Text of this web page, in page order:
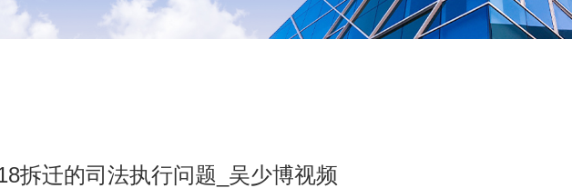
拆迁的司法执行问题_吴少博视频